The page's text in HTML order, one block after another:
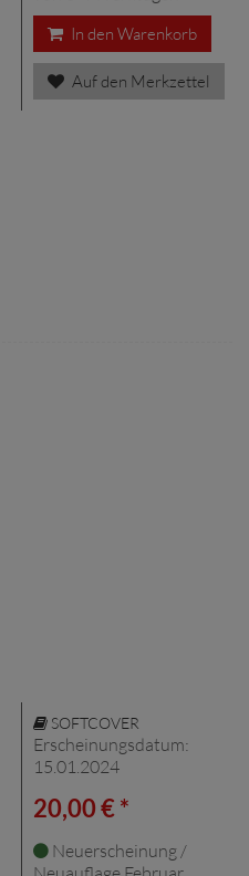
In den Warenkorb
Auf den Merkzettel
SOFTCOVER
Erscheinungsdatum:
15.01.2024
20,00 € *
Neuerscheinung /